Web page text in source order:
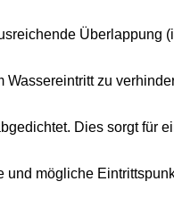
Überlappung
zu
Dies sorgt für
mögliche